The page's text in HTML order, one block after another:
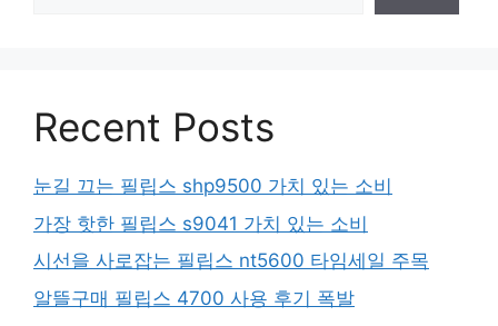
Recent Posts
눈길 끄는 필립스 shp9500 가치 있는 소비
가장 핫한 필립스 s9041 가치 있는 소비
시선을 사로잡는 필립스 nt5600 타임세일 주목
알뜰구매 필립스 4700 사용 후기 폭발